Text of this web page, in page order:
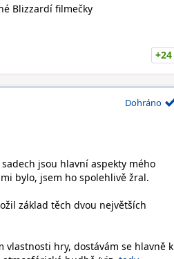
Blizzardí filmečky
+24
Dohráno
jsou hlavní aspekty mého
bylo, jsem ho spolehlivě žral.
základ těch dvou největších
vlastnosti hry, dostávám se hlavně k